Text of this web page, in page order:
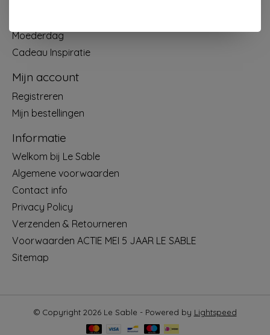
Moederdag
Cadeau Inspiratie
Mijn account
Registreren
Mijn bestellingen
Informatie
Welkom bij Le Sable
Algemene voorwaarden
Contact info
Privacy Policy
Verzenden & Retourneren
Voorwaarden ACTIE MEI 5 JAAR LE SABLE
Sitemap
© Copyright 2026 Le Sable - Powered by Lightspeed